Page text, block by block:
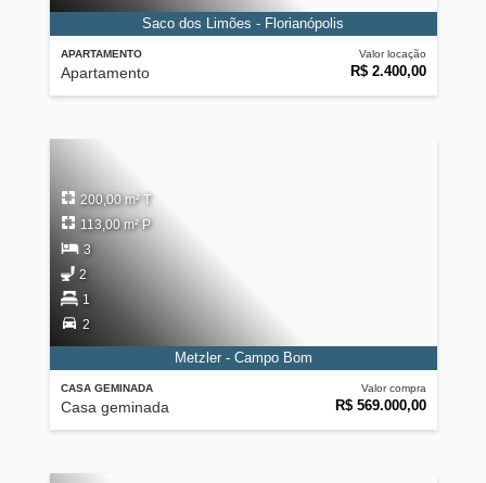
APARTAMENTO
Apartamento
Valor locação
R$ 2.400,00
Saco dos Limões - Florianópolis
CASA GEMINADA
Casa geminada
Valor compra
R$ 569.000,00
200,00 m² T
113,00 m² P
3
2
1
2
Metzler - Campo Bom